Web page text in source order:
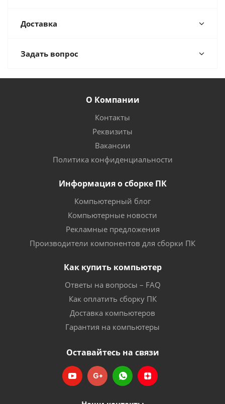
Доставка
Задать вопрос
О Компании
Контакты
Реквизиты
Вакансии
Политика конфиденциальности
Информация о сборке ПК
Компьютерный блог
Компьютерные новости
Рекламные предложения
Производители компонентов для сборки ПК
Как купить компьютер
Ответы на вопросы – FAQ
Как оплатить сборку ПК
Доставка компьютеров
Гарантия на компьютеры
Оставайтесь на связи